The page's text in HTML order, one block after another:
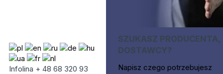
Infolina + 48 68 320 93
SZUKASZ PRODUCENTA,
DOSTAWCY?
Napisz czego potrzebujesz